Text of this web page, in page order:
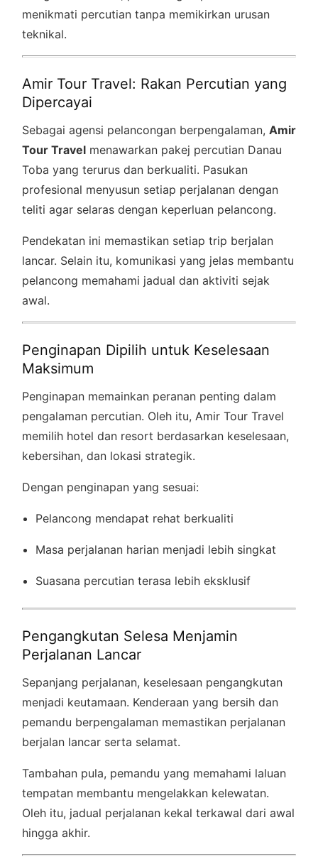
menikmati percutian tanpa memikirkan urusan
teknikal.
Amir Tour Travel: Rakan Percutian yang
Dipercayai
Sebagai agensi pelancongan berpengalaman, Amir
Tour Travel menawarkan pakej percutian Danau
Toba yang terurus dan berkualiti. Pasukan
profesional menyusun setiap perjalanan dengan
teliti agar selaras dengan keperluan pelancong.
Pendekatan ini memastikan setiap trip berjalan
lancar. Selain itu, komunikasi yang jelas membantu
pelancong memahami jadual dan aktiviti sejak
awal.
Penginapan Dipilih untuk Keselesaan
Maksimum
Penginapan memainkan peranan penting dalam
pengalaman percutian. Oleh itu, Amir Tour Travel
memilih hotel dan resort berdasarkan keselesaan,
kebersihan, dan lokasi strategik.
Dengan penginapan yang sesuai:
Pelancong mendapat rehat berkualiti
Masa perjalanan harian menjadi lebih singkat
Suasana percutian terasa lebih eksklusif
Pengangkutan Selesa Menjamin
Perjalanan Lancar
Sepanjang perjalanan, keselesaan pengangkutan
menjadi keutamaan. Kenderaan yang bersih dan
pemandu berpengalaman memastikan perjalanan
berjalan lancar serta selamat.
Tambahan pula, pemandu yang memahami laluan
tempatan membantu mengelakkan kelewatan.
Oleh itu, jadual perjalanan kekal terkawal dari awal
hingga akhir.